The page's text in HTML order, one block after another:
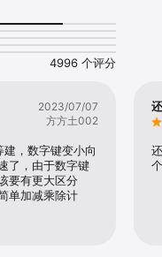
足导致公式丢失问题
丝滑体验
4996 个评分
2023/07/07
方方土002
，数字键变小向
了，由于数字键
要有更大区分
单加减乘除计